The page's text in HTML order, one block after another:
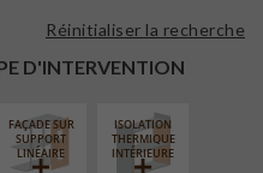
D'INTERVENTION
Réinitialiser la recherche
FAÇADE SUR
SUPPORT
LINÉAIRE
ISOLATION
THERMIQUE
INTÉRIEURE
SURÉLÉVATION
EXTENSION